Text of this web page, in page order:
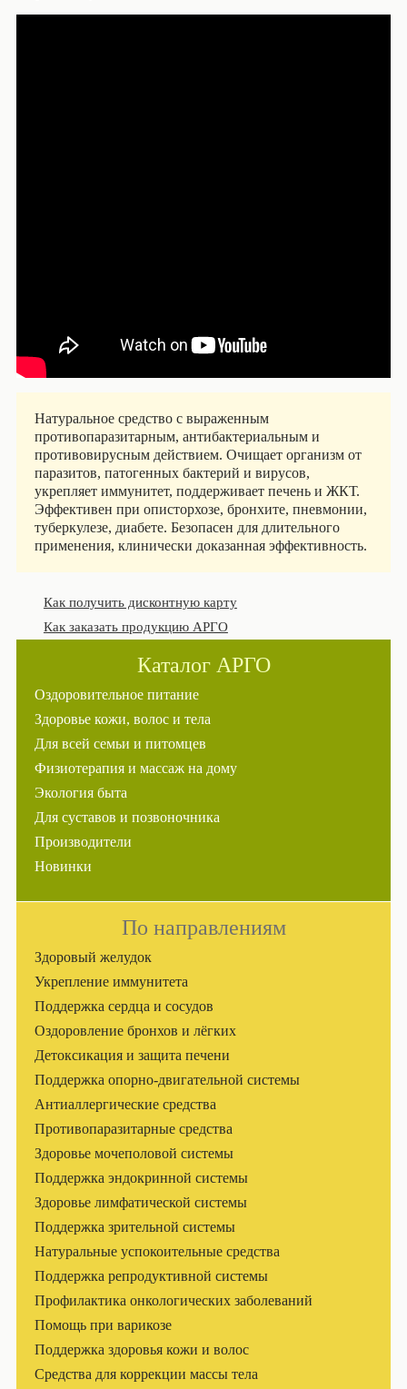
Натуральное средство с выраженным
противопаразитарным, антибактериальным и
противовирусным действием. Очищает организм от
паразитов, патогенных бактерий и вирусов,
укрепляет иммунитет, поддерживает печень и ЖКТ.
Эффективен при описторхозе, бронхите, пневмонии,
туберкулезе, диабете. Безопасен для длительного
применения, клинически доказанная эффективность.
Как получить дисконтную карту
Как заказать продукцию АРГО
Каталог АРГО
Оздоровительное питание
Здоровье кожи, волос и тела
Для всей семьи и питомцев
Физиотерапия и массаж на дому
Экология быта
Для суставов и позвоночника
Производители
Новинки
По направлениям
Здоровый желудок
Укрепление иммунитета
Поддержка сердца и сосудов
Оздоровление бронхов и лёгких
Детоксикация и защита печени
Поддержка опорно-двигательной системы
Антиаллергические средства
Противопаразитарные средства
Здоровье мочеполовой системы
Поддержка эндокринной системы
Здоровье лимфатической системы
Поддержка зрительной системы
Натуральные успокоительные средства
Поддержка репродуктивной системы
Профилактика онкологических заболеваний
Помощь при варикозе
Поддержка здоровья кожи и волос
Средства для коррекции массы тела